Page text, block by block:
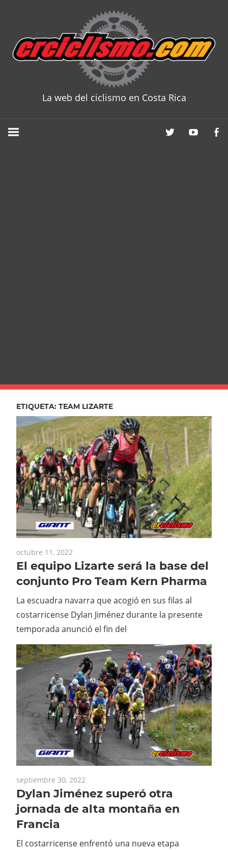
content
La web del ciclismo en Costa Rica
ETIQUETA: TEAM LIZARTE
octubre 11, 2022
El equipo Lizarte será la base del
conjunto Pro Team Kern Pharma
La escuadra navarra que acogió en sus filas al
costarricense Dylan Jiménez durante la presente
temporada anunció el fin del
septiembre 30, 2022
Dylan Jiménez superó otra
jornada de alta montaña en
Francia
El costarricense enfrentó una nueva etapa